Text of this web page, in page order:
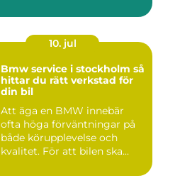
10. jul
Bmw service i stockholm så
hittar du rätt verkstad för
din bil
Att äga en BMW innebär
ofta höga förväntningar på
både körupplevelse och
kvalitet. För att bilen ska...